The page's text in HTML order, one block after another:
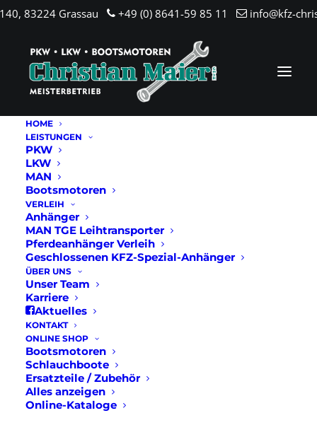
83224 Grassau +49 (0) 8641-59 85 11 info@kfz-
HOME
LEISTUNGEN
PKW
LKW
MAN
Bootsmotoren
VERLEIH
Anhänger
MAN TGE Leihtransporter
Pferdeanhänger Verleih
Geschlossenen KFZ-Spezial-Anhänger
ÜBER UNS
Unser Team
Karriere
Aktuelles
KONTAKT
ONLINE SHOP
Bootsmotoren
Schlauchboote
Ersatzteile / Zubehör
Alles anzeigen
Online-Kataloge
Startseite Ersatzteile / Zubehör
Mercury Service Kit 300 Hours (für 8/9,9PS BigFoot)